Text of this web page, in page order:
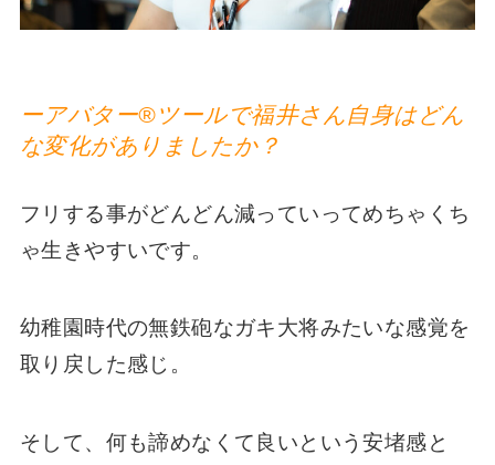
ーアバター®︎ツールで福井さん自身はどん
な変化がありましたか？
フリする事がどんどん減っていってめちゃくち
ゃ生きやすいです。
幼稚園時代の無鉄砲なガキ大将みたいな感覚を
取り戻した感じ。
そして、何も諦めなくて良いという安堵感と